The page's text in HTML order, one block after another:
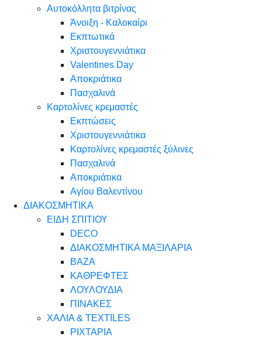
Αυτοκόλλητα βιτρίνας
Άνοιξη - Καλοκαίρι
Εκπτωτικά
Χριστουγεννιάτικα
Valentines Day
Αποκριάτικα
Πασχαλινά
Καρτολίνες κρεμαστές
Εκπτώσεις
Χριστουγεννιάτικα
Καρτολίνες κρεμαστές ξύλινες
Πασχαλινά
Αποκριάτικα
Αγίου Βαλεντίνου
ΔΙΑΚΟΣΜΗΤΙΚΑ
ΕΙΔΗ ΣΠΙΤΙΟΥ
DECO
ΔΙΑΚΟΣΜΗΤΙΚΑ ΜΑΞΙΛΑΡΙΑ
ΒΑΖΑ
ΚΑΘΡΕΦΤΕΣ
ΛΟΥΛΟΥΔΙΑ
ΠΙΝΑΚΕΣ
ΧΑΛΙΑ & TEXTILES
ΡΙΧΤΑΡΙΑ